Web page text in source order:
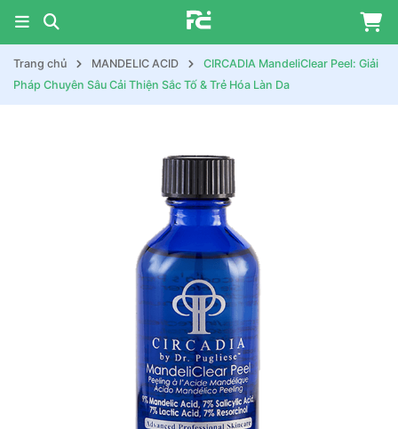
Trang chủ MANDELIC ACID
CIRCADIA MandeliClear Peel: Giải
Pháp Chuyên Sâu Cải Thiện Sắc Tố & Trẻ Hóa Làn Da